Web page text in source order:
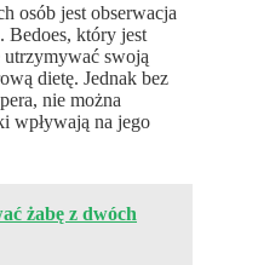
osób jest obserwacja
który jest
swoją
dietę. Jednak bez
nie można
wpływają na jego
żabę z dwóch